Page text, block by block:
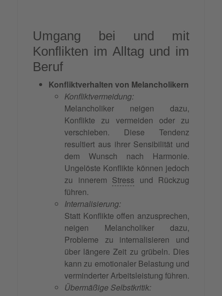
Umgang bei und mit
Konflikten im Alltag und im
Beruf
Konfliktverhalten von Melancholikern
Konfliktvermeidung:
Melancholiker neigen dazu,
Konflikte zu vermeiden oder zu
verschieben. Diese Tendenz
resultiert aus ihrer Sensibilität und
dem Wunsch nach Harmonie.
Ungelöste Konflikte können jedoch
zu innerem Stress und Rückzug
führen.
Internalisierung:
Statt Konflikte offen anzusprechen,
neigen Melancholiker dazu,
Probleme zu internalisieren und
über längere Zeit zu grübeln. Dies
kann zu emotionaler Belastung und
verminderter Arbeitsleistung führen.
Übermäßige Selbstkritik: